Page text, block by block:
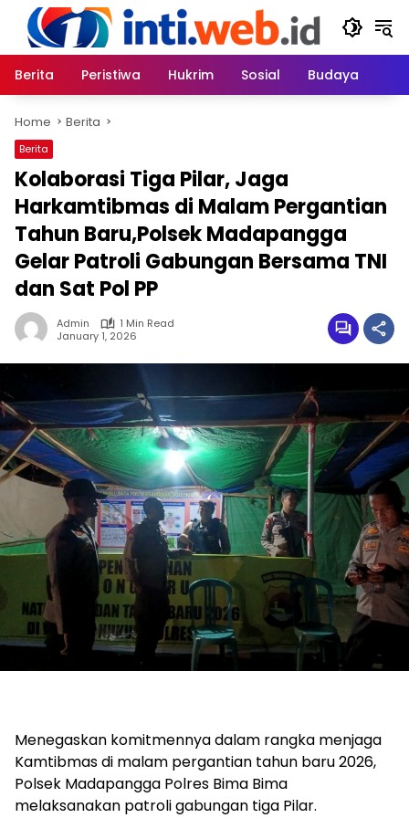
content
Berita
Peristiwa Hukrim Sosial Budaya
Home Berita
Berita
Kolaborasi Tiga Pilar, Jaga
Harkamtibmas di Malam Pergantian
Tahun Baru,Polsek Madapangga
Gelar Patroli Gabungan Bersama TNI
dan Sat Pol PP
Admin
1 Min Read
January 1, 2026
Menegaskan komitmennya dalam rangka menjaga
Kamtibmas di malam pergantian tahun baru 2026,
Polsek Madapangga Polres Bima Bima
melaksanakan patroli gabungan tiga Pilar.